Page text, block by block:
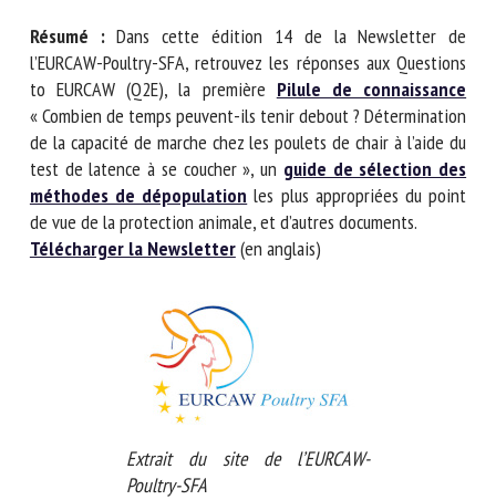
Résumé : Dans cette édition 14 de la Newsletter de
l’EURCAW-Poultry-SFA, retrouvez les réponses aux
Questions to EURCAW (Q2E), la premièrePilule de
connaissance« Combien de temps peuvent-ils tenir
debout ? Détermination de la capacité de marche chez les
poulets de chair à l’aide du test de latence à se coucher »,
unguide de sélection des méthodes de dépopulation
les plus appropriées du point de vue de la protection
animale, et d’autres documents.
Extrait du site de l’EURCAW-
E-mail *
En soumettant ce formulaire, j'accepte que les
informations saisies soient utilisées dans le cadre de la
relation avec le CNR BEA. *